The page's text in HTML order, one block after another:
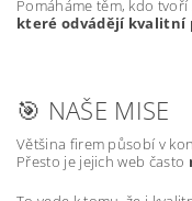
Pomáháme těm, kdo
které odvádějí kvalitní
🎯 NAŠE MISE
Většina firem působí v
Přesto je jejich web často